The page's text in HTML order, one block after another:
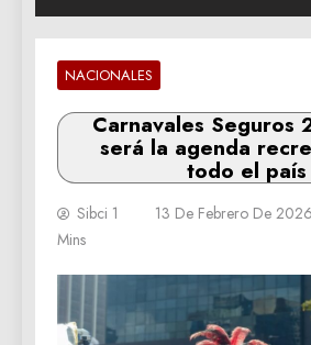
NACIONALES
Carnavales Seguros
será la agenda
todo el país
Sibci 1 13 De Febrero De 2026
Mins